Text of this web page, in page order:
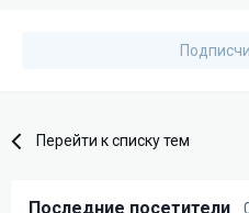
Перейти к списку тем
Последние посетители